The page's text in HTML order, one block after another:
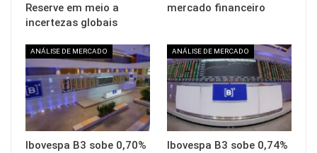
Reserve em meio a
incertezas globais
mercado financeiro
ANÁLISE DE MERCADO
Ibovespa B3 sobe 0,70%
ANÁLISE DE MERCADO
Ibovespa B3 sobe 0,74%